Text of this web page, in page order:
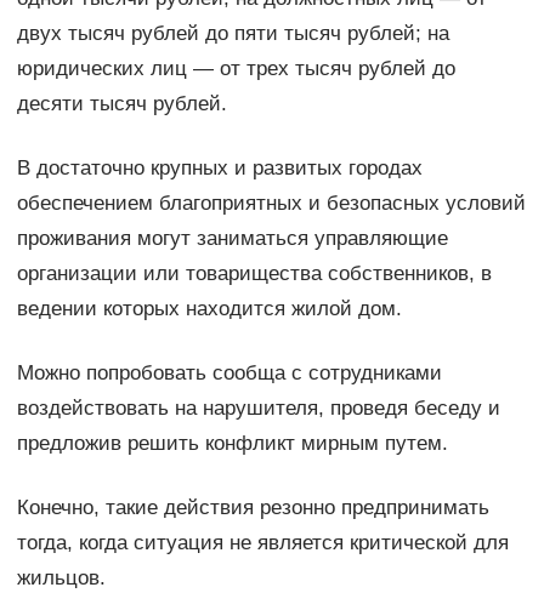
двух тысяч рублей до пяти тысяч рублей; на
юридических лиц — от трех тысяч рублей до
десяти тысяч рублей.
В достаточно крупных и развитых городах
обеспечением благоприятных и безопасных условий
проживания могут заниматься управляющие
организации или товарищества собственников, в
ведении которых находится жилой дом.
Можно попробовать сообща с сотрудниками
воздействовать на нарушителя, проведя беседу и
предложив решить конфликт мирным путем.
Конечно, такие действия резонно предпринимать
тогда, когда ситуация не является критической для
жильцов.